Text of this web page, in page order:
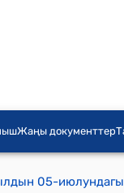
Жаңы документтер